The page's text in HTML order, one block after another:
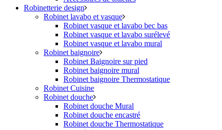
Robinetterie design
Robinet lavabo et vasque
Robinet vasque et lavabo bec bas
Robinet vasque et lavabo surélevé
Robinet vasque et lavabo mural
Robinet baignoire
Robinet Baignoire sur pied
Robinet baignoire mural
Robinet baignoire Thermostatique
Robinet Cuisine
Robinet douche
Robinet douche Mural
Robinet douche encastré
Robinet douche Thermostatique